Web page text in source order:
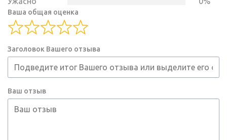
Ваша общая оценка
Заголовок Вашего отзыва
Ваш отзыв